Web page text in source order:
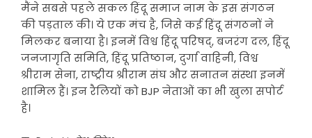
मैंने सबसे पहले सकल हिंदू समाज नाम के इस संगठन
की पड़ताल की। ये एक मंच है, जिसे कई हिंदू संगठनों ने
मिलकर बनाया है। इनमें विश्व हिंदू परिषद्, बजरंग दल, हिंदू
जनजागृति समिति, हिंदू प्रतिष्ठान, दुर्गा वाहिनी, विश्व
श्रीराम सेना, राष्ट्रीय श्रीराम संघ और सनातन संस्था इनमें
शामिल हैं। इन रैलियों को BJP नेताओं का भी खुला सपोर्ट
है।